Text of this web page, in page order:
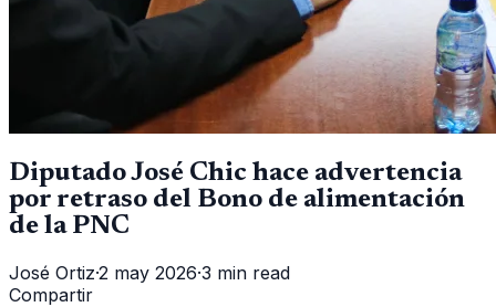
Diputado José Chic hace advertencia
por retraso del Bono de alimentación
de la PNC
José Ortiz·2 may 2026·3 min read
Compartir